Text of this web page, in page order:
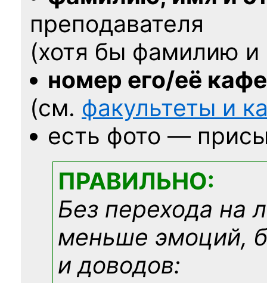
преподавателя
(хотя бы фамилию
номер его/её
(см. факультеты и
есть фото —
ПРАВИЛЬНО:
Без перехода на
меньше эмоций,
и доводов: